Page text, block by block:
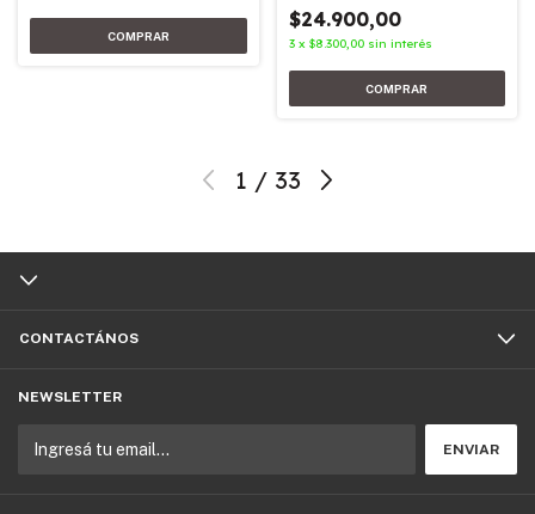
$24.900,00
3 x $8.300,00 sin interés
1 / 33
CONTACTÁNOS
NEWSLETTER